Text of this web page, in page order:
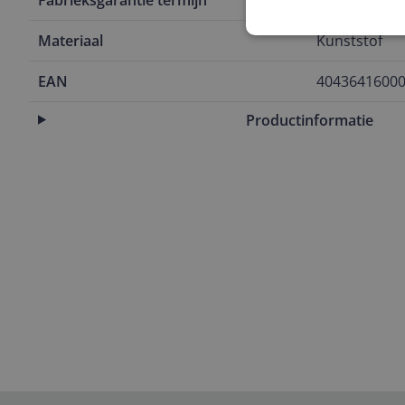
Materiaal Kunststof
EAN
Productinformatie